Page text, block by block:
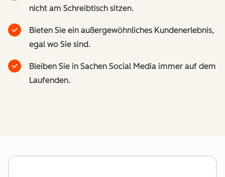
nicht am Schreibtisch sitzen.
Bieten Sie ein außergewöhnliches Kundenerlebnis,
egal wo Sie sind.
Bleiben Sie in Sachen Social Media immer auf dem
Laufenden.